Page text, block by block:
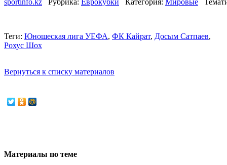
Теги: Юношеская лига УЕФА, ФК Кайрат, Досым Сатпаев,
Рохус Шох
Вернуться к списку материалов
Материалы по теме